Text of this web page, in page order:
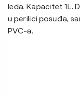
leda. Kapacitet 1L.
u perilici posuđa,
PVC-a.